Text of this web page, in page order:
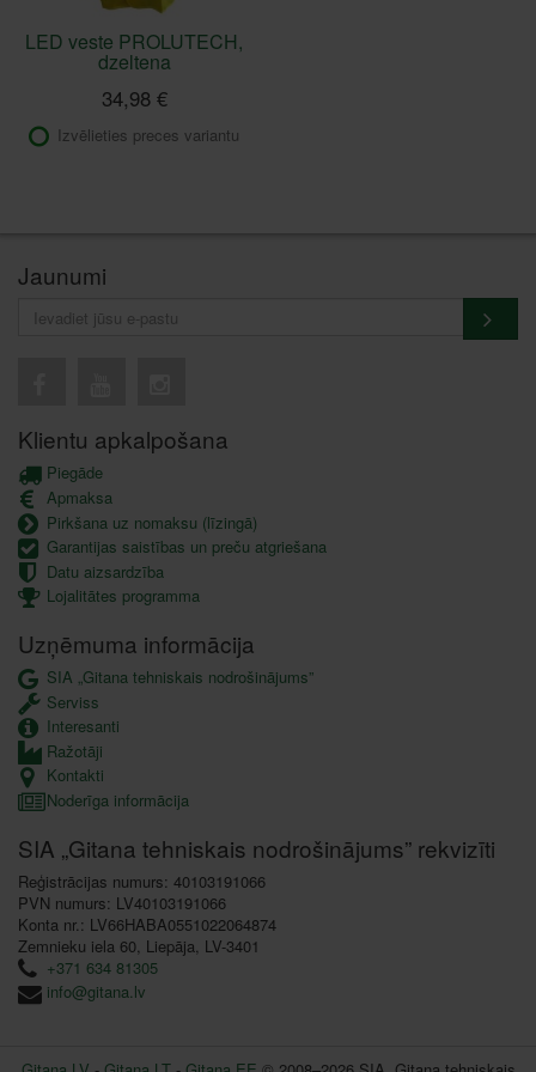
LED veste PROLUTECH,
dzeltena
34,98 €
Izvēlieties preces variantu
Jaunumi
Klientu apkalpošana
Piegāde
Apmaksa
Pirkšana uz nomaksu (līzingā)
Garantijas saistības un preču atgriešana
Datu aizsardzība
Lojalitātes programma
Uzņēmuma informācija
SIA „Gitana tehniskais nodrošinājums”
Serviss
Interesanti
Ražotāji
Kontakti
Noderīga informācija
SIA „Gitana tehniskais nodrošinājums” rekvizīti
Reģistrācijas numurs: 40103191066
PVN numurs: LV40103191066
Konta nr.: LV66HABA0551022064874
Zemnieku iela 60, Liepāja, LV-3401
+371 634 81305
info@gitana.lv